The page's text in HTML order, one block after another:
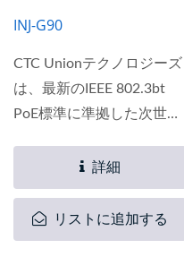
INJ-G90
CTC Unionテクノロジーズ
は、最新のIEEE 802.3bt
PoE標準に準拠した次世代
デル名INJ-G90を発表しま
した。Cat...
詳細
リストに追加する